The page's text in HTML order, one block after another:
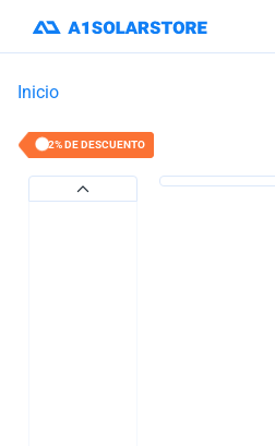
Inicio
22% DE DESCUENTO